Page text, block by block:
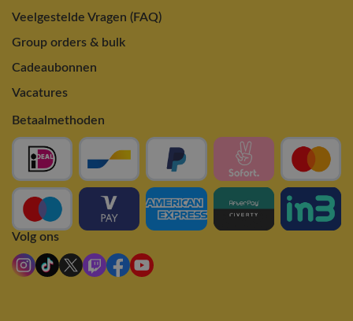
Veelgestelde Vragen (FAQ)
Group orders & bulk
Cadeaubonnen
Vacatures
Betaalmethoden
Volg ons